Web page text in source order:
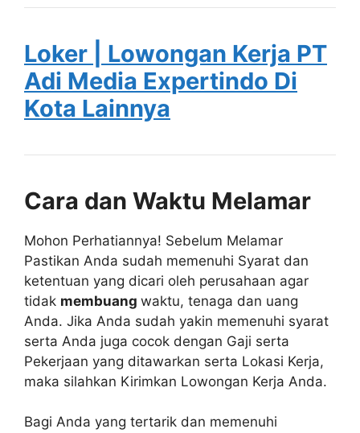
Loker | Lowongan Kerja PT
Adi Media Expertindo Di
Kota Lainnya
Cara dan Waktu Melamar
Mohon Perhatiannya! Sebelum Melamar
Pastikan Anda sudah memenuhi Syarat dan
ketentuan yang dicari oleh perusahaan agar
tidak membuang waktu, tenaga dan uang
Anda. Jika Anda sudah yakin memenuhi syarat
serta Anda juga cocok dengan Gaji serta
Pekerjaan yang ditawarkan serta Lokasi Kerja,
maka silahkan Kirimkan Lowongan Kerja Anda.
Bagi Anda yang tertarik dan memenuhi